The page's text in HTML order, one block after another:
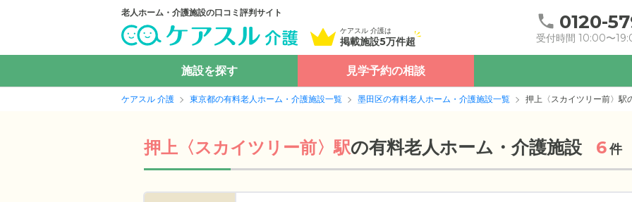
老人ホーム・介護施設の口コミ評判サイト
ケアスル 介護は
掲載施設5万件超
0120-
受付時間 10:00〜
施設を探す 見学予約の相談
ケアスル 介護 東京都の有料老人ホーム・介護施設一覧 墨田区の有料老人ホーム・介護施設一覧 押上〈スカイツリー前〉駅
押上〈スカイツリー前〉駅の有料老人ホーム・介護施設 6件